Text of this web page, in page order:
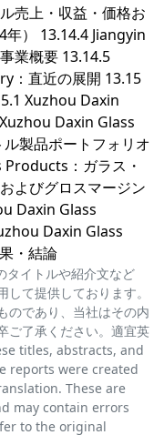
売上・収益・価格お
） 13.14.4 Jiangyin
業概要 13.14.5
：直近の展開 13.15
Xuzhou Daxin
Daxin Glass
製品ポートフォリオ
：ガラス・
よびグロスマージン
Daxin Glass
Daxin Glass
・結論
タイトルや紹介文など
て提供しております。
のであり、当社はその内
ご了承ください。適宜英
titles, abstracts, and
reports were created
These are
may contain errors
to the original